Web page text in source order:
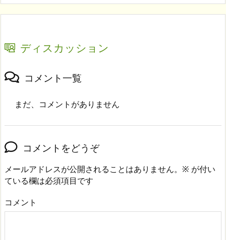
ディスカッション
コメント一覧
まだ、コメントがありません
コメントをどうぞ
メールアドレスが公開されることはありません。 ※ が付い
ている欄は必須項目です
コメント